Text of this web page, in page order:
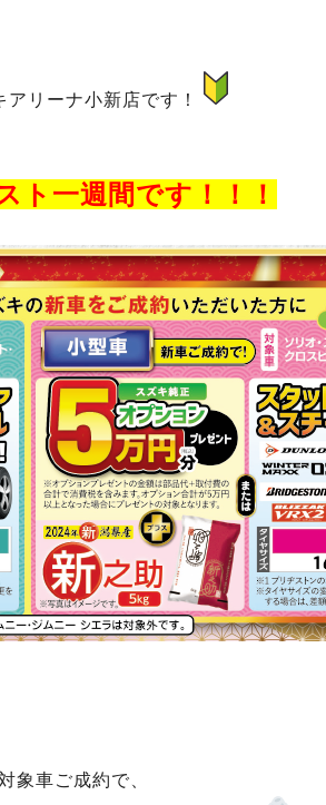
リーナ小新店です！
ト一週間です！！！
対象車ご成約で、